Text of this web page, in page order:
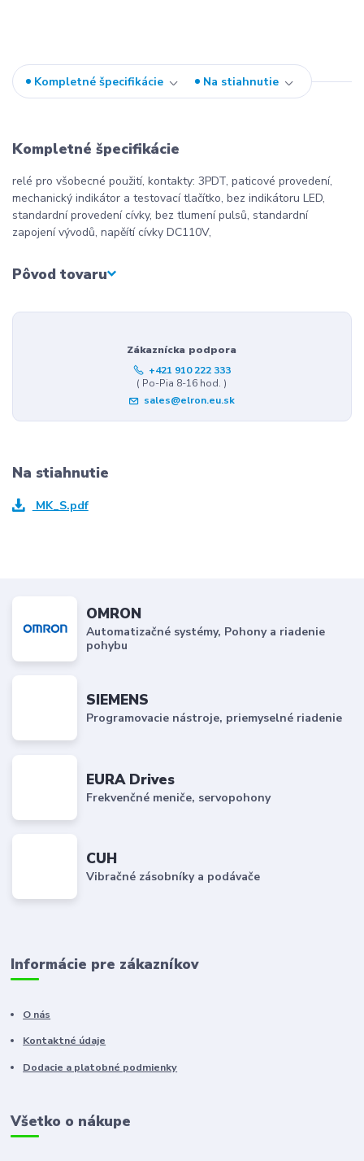
Kompletné špecifikácie Na stiahnutie
Kompletné špecifikácie
relé pro všobecné použití, kontakty: 3PDT, paticové provedení,
mechanický indikátor a testovací tlačítko, bez indikátoru LED,
standardní provedení cívky, bez tlumení pulsů, standardní
zapojení vývodů, napěítí cívky DC110V,
Pôvod tovaru
Zákaznícka podpora
+421 910 222 333
( Po-Pia 8-16 hod. )
sales@elron.eu.sk
Na stiahnutie
MK_S.pdf
OMRON
Automatizačné systémy, Pohony a riadenie
pohybu
SIEMENS
Programovacie nástroje, priemyselné riadenie
EURA Drives
Frekvenčné meniče, servopohony
CUH
Vibračné zásobníky a podávače
Informácie pre zákazníkov
O nás
Kontaktné údaje
Dodacie a platobné podmienky
Všetko o nákupe